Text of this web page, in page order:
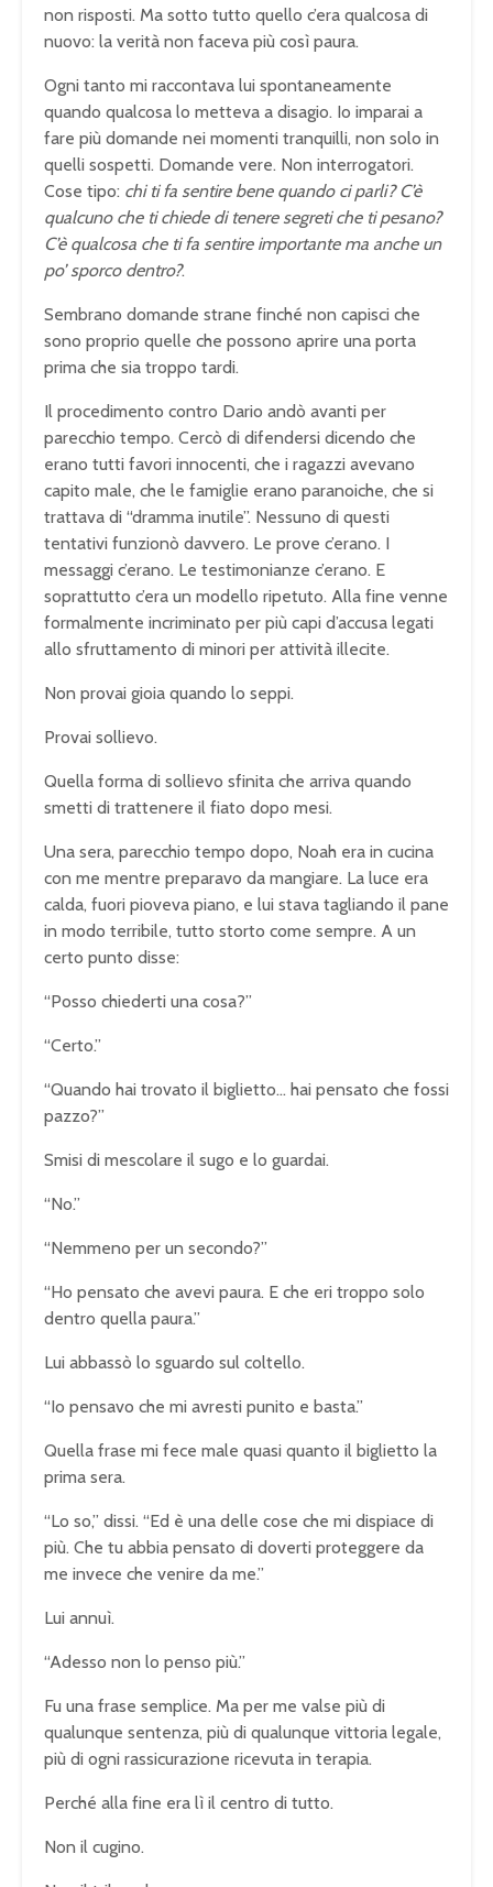
non risposti. Ma sotto tutto quello c’era qualcosa di
nuovo: la verità non faceva più così paura.
Ogni tanto mi raccontava lui spontaneamente
quando qualcosa lo metteva a disagio. Io imparai a
fare più domande nei momenti tranquilli, non solo in
quelli sospetti. Domande vere. Non interrogatori.
Cose tipo: chi ti fa sentire bene quando ci parli? C’è
qualcuno che ti chiede di tenere segreti che ti pesano?
C’è qualcosa che ti fa sentire importante ma anche un
po’ sporco dentro?.
Sembrano domande strane finché non capisci che
sono proprio quelle che possono aprire una porta
prima che sia troppo tardi.
Il procedimento contro Dario andò avanti per
parecchio tempo. Cercò di difendersi dicendo che
erano tutti favori innocenti, che i ragazzi avevano
capito male, che le famiglie erano paranoiche, che si
trattava di “dramma inutile”. Nessuno di questi
tentativi funzionò davvero. Le prove c’erano. I
messaggi c’erano. Le testimonianze c’erano. E
soprattutto c’era un modello ripetuto. Alla fine venne
formalmente incriminato per più capi d’accusa legati
allo sfruttamento di minori per attività illecite.
Non provai gioia quando lo seppi.
Provai sollievo.
Quella forma di sollievo sfinita che arriva quando
smetti di trattenere il fiato dopo mesi.
Una sera, parecchio tempo dopo, Noah era in cucina
con me mentre preparavo da mangiare. La luce era
calda, fuori pioveva piano, e lui stava tagliando il pane
in modo terribile, tutto storto come sempre. A un
certo punto disse:
“Posso chiederti una cosa?”
“Certo.”
“Quando hai trovato il biglietto… hai pensato che fossi
pazzo?”
Smisi di mescolare il sugo e lo guardai.
“No.”
“Nemmeno per un secondo?”
“Ho pensato che avevi paura. E che eri troppo solo
dentro quella paura.”
Lui abbassò lo sguardo sul coltello.
“Io pensavo che mi avresti punito e basta.”
Quella frase mi fece male quasi quanto il biglietto la
prima sera.
“Lo so,” dissi. “Ed è una delle cose che mi dispiace di
più. Che tu abbia pensato di doverti proteggere da
me invece che venire da me.”
Lui annuì.
“Adesso non lo penso più.”
Fu una frase semplice. Ma per me valse più di
qualunque sentenza, più di qualunque vittoria legale,
più di ogni rassicurazione ricevuta in terapia.
Perché alla fine era lì il centro di tutto.
Non il cugino.